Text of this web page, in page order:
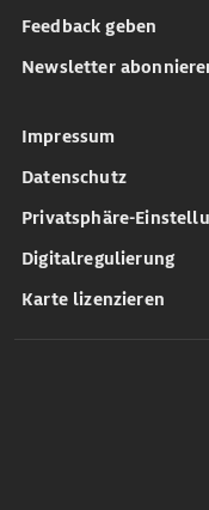
Feedback geben
Newsletter
Impressum
Datenschutz
Privatsphäre-
Digitalregulierung
Karte lizenzieren